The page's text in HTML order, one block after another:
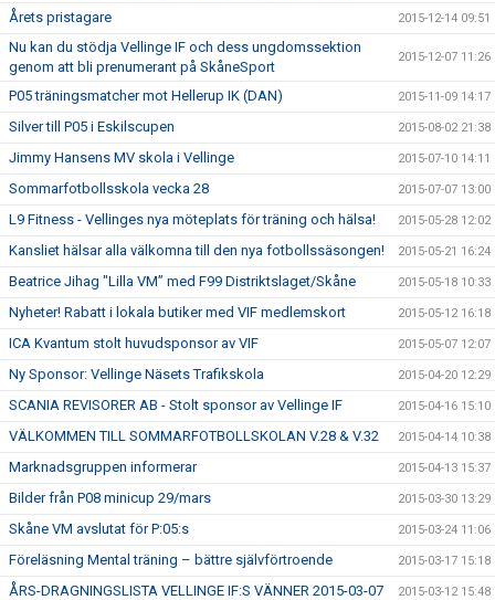
Årets pristagare 2015-12-14 09:51
Nu kan du stödja Vellinge IF och dess ungdomssektion
genom att bli prenumerant på SkåneSport
2015-12-07 11:26
P05 träningsmatcher mot Hellerup IK (DAN) 2015-11-09 14:17
Silver till P05 i Eskilscupen 2015-08-02 21:38
Jimmy Hansens MV skola i Vellinge 2015-07-10 14:11
Sommarfotbollsskola vecka 28 2015-07-07 13:00
L9 Fitness - Vellinges nya möteplats för träning och hälsa! 2015-05-28 12:02
Kansliet hälsar alla välkomna till den nya fotbollssäsongen! 2015-05-21 16:24
Beatrice Jihag "Lilla VM” med F99 Distriktslaget/Skåne 2015-05-18 10:33
Nyheter! Rabatt i lokala butiker med VIF medlemskort 2015-05-12 16:18
ICA Kvantum stolt huvudsponsor av VIF 2015-05-07 12:07
Ny Sponsor: Vellinge Näsets Trafikskola 2015-04-20 12:29
SCANIA REVISORER AB - Stolt sponsor av Vellinge IF 2015-04-16 15:10
VÄLKOMMEN TILL SOMMARFOTBOLLSKOLAN V.28 & V.32 2015-04-14 10:38
Marknadsgruppen informerar 2015-04-13 15:37
Bilder från P08 minicup 29/mars 2015-03-30 13:29
Skåne VM avslutat för P:05:s 2015-03-24 11:06
Föreläsning Mental träning – bättre självförtroende 2015-03-17 15:18
ÅRS-DRAGNINGSLISTA VELLINGE IF:S VÄNNER 2015-03-07 2015-03-12 15:48